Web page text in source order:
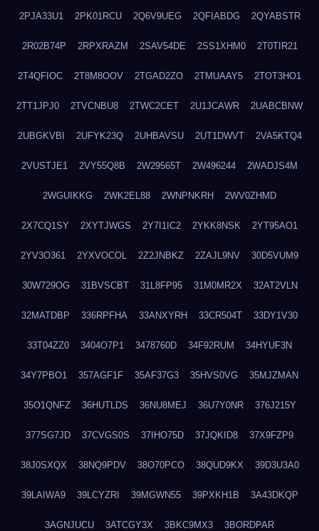
2PJA33U1 2PK01RCU 2Q6V9UEG 2QFIABDG 2QYABSTR
2R02B74P 2RPXRAZM 2SAV54DE 2SS1XHM0 2T0TIR21
2T4QFIOC 2T8M8OOV 2TGAD2ZO 2TMUAAY5 2TOT3HO1
2TT1JPJ0 2TVCNBU8 2TWC2CET 2U1JCAWR 2UABCBNW
2UBGKVBI 2UFYK23Q 2UHBAVSU 2UT1DWVT 2VA5KTQ4
2VUSTJE1 2VY55Q8B 2W29565T 2W496244 2WADJS4M
2WGUIKKG 2WK2EL88 2WNPNKRH 2WV0ZHMD
2X7CQ1SY 2XYTJWGS 2Y7I1IC2 2YKK8NSK 2YT95AO1
2YV3O361 2YXVOCOL 2Z2JNBKZ 2ZAJL9NV 30D5VUM9
30W729OG 31BVSCBT 31L8FP95 31M0MR2X 32AT2VLN
32MATDBP 336RPFHA 33ANXYRH 33CR504T 33DY1V30
33T04ZZ0 3404O7P1 3478760D 34F92RUM 34HYUF3N
34Y7PBO1 357AGF1F 35AF37G3 35HVS0VG 35MJZMAN
35O1QNFZ 36HUTLDS 36NU8MEJ 36U7Y0NR 376J215Y
377SG7JD 37CVGS0S 37IHO75D 37JQKID8 37X9FZP9
38J0SXQX 38NQ9PDV 38O70PCO 38QUD9KX 39D3U3A0
39LAIWA9 39LCYZRI 39MGWN55 39PXKH1B 3A43DKQP
3AGNJUCU 3ATCGY3X 3BKC9MX3 3BORDPAR